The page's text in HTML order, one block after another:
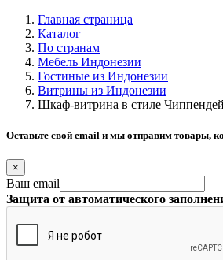
Главная страница
Каталог
По странам
Мебель Индонезии
Гостиные из Индонезии
Витрины из Индонезии
Шкаф-витрина в стиле
Оставьте свой email и мы отправим товары,
×
Ваш email
Защита от автоматического